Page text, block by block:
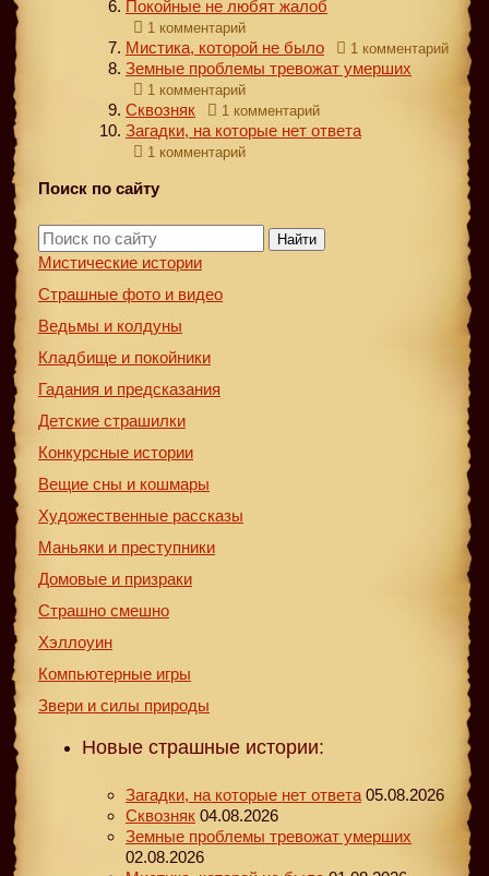
Покойные не любят жалоб
1 комментарий
Мистика, которой не было 1 комментарий
Земные проблемы тревожат умерших
1 комментарий
Сквозняк 1 комментарий
Загадки, на которые нет ответа
1 комментарий
Поиск по сайту
Найти
Мистические истории
Страшные фото и видео
Ведьмы и колдуны
Кладбище и покойники
Гадания и предсказания
Детские страшилки
Конкурсные истории
Вещие сны и кошмары
Художественные рассказы
Маньяки и преступники
Домовые и призраки
Страшно смешно
Хэллоуин
Компьютерные игры
Звери и силы природы
Новые страшные истории:
Загадки, на которые нет ответа 05.08.2026
Сквозняк 04.08.2026
Земные проблемы тревожат умерших
02.08.2026